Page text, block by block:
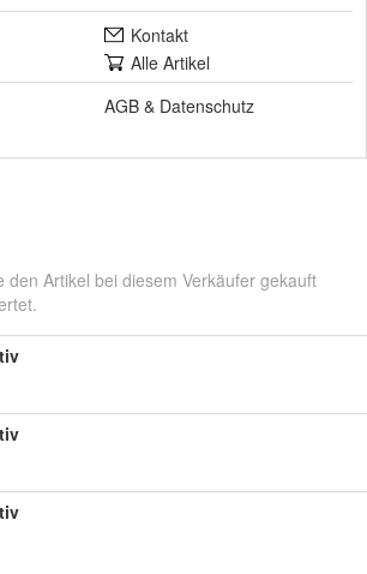
Kontakt
Alle Artikel
AGB & Datenschutz
den Artikel bei diesem Verkäufer gekauft